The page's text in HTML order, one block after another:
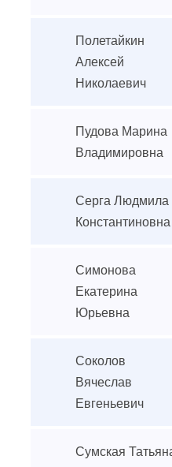
Полетайкин
Алексей
Николаевич
Пудова Марина
Владимировна
Серга Людмила
Константиновна
Симонова
Екатерина
Юрьевна
Соколов
Вячеслав
Евгеньевич
Сумская